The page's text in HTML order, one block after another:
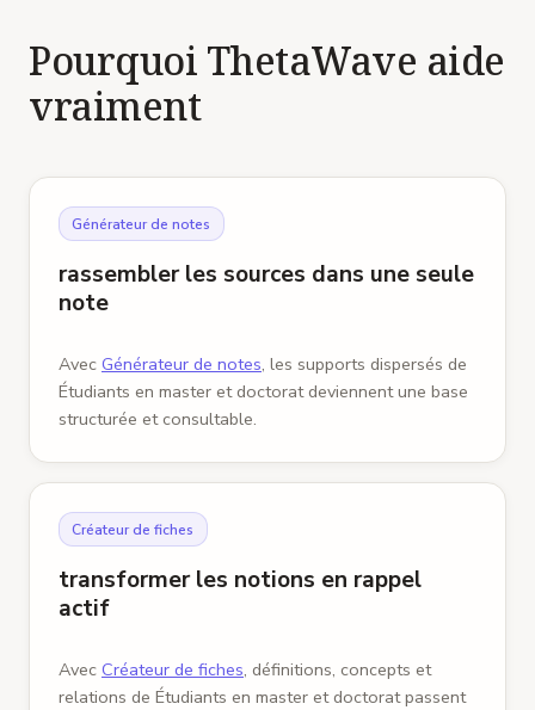
Pourquoi ThetaWave aide
vraiment
Générateur de notes
rassembler les sources dans une seule
note
Avec Générateur de notes, les supports dispersés de
Étudiants en master et doctorat deviennent une base
structurée et consultable.
Créateur de fiches
transformer les notions en rappel
actif
Avec Créateur de fiches, définitions, concepts et
relations de Étudiants en master et doctorat passent